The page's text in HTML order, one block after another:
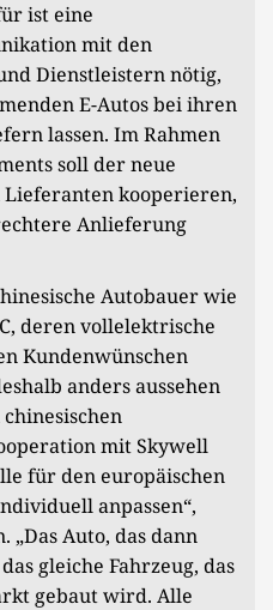
ist eine
mit den
Dienstleistern nötig,
E-Autos bei ihren
lassen. Im Rahmen
soll der neue
kooperieren,
Anlieferung
Autobauer wie
deren vollelektrische
Kundenwünschen
anders aussehen
mit Skywell
für den europäischen
anpassen“,
„Das Auto, das dann
gleiche Fahrzeug, das
gebaut wird. Alle